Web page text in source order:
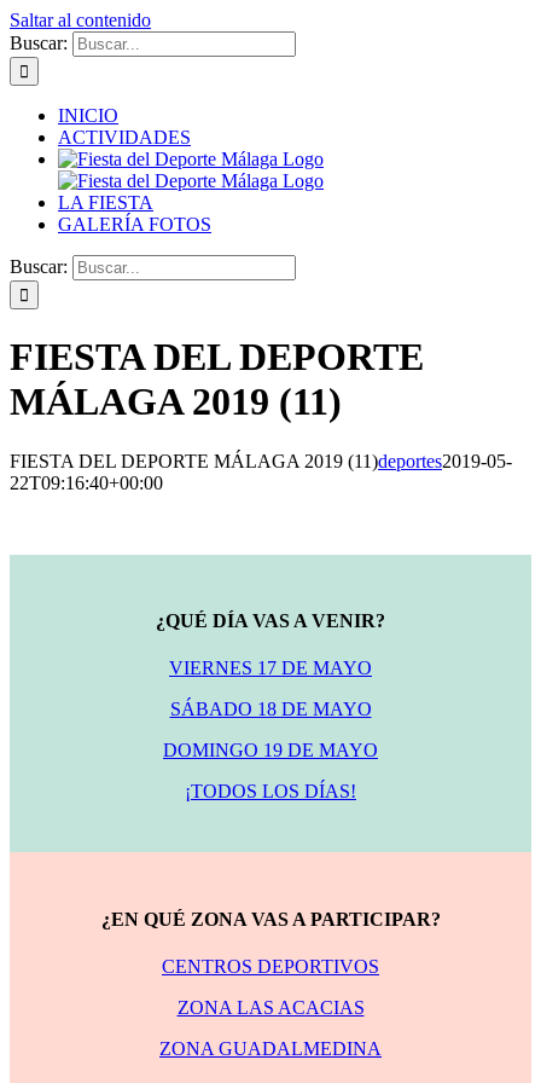
Saltar al contenido
Buscar:
INICIO
ACTIVIDADES
LA FIESTA
GALERÍA FOTOS
Buscar:
FIESTA DEL DEPORTE
MÁLAGA 2019 (11)
FIESTA DEL DEPORTE MÁLAGA 2019 (11)deportes2019-05-
22T09:16:40+00:00
¿QUÉ DÍA VAS A VENIR?
VIERNES 17 DE MAYO
SÁBADO 18 DE MAYO
DOMINGO 19 DE MAYO
¡TODOS LOS DÍAS!
¿EN QUÉ ZONA VAS A PARTICIPAR?
CENTROS DEPORTIVOS
ZONA LAS ACACIAS
ZONA GUADALMEDINA